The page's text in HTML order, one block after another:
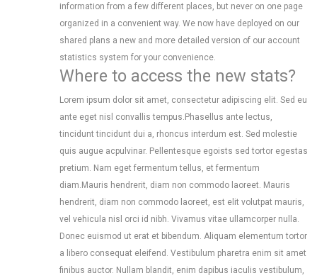
information from a few different places, but never on one page
organized in a convenient way. We now have deployed on our
shared plans a new and more detailed version of our account
statistics system for your convenience.
Where to access the new stats?
Lorem ipsum dolor sit amet, consectetur adipiscing elit. Sed eu
ante eget nisl convallis tempus.Phasellus ante lectus,
tincidunt tincidunt dui a, rhoncus interdum est. Sed molestie
quis augue acpulvinar. Pellentesque egoists sed tortor egestas
pretium. Nam eget fermentum tellus, et fermentum
diam.Mauris hendrerit, diam non commodo laoreet. Mauris
hendrerit, diam non commodo laoreet, est elit volutpat mauris,
vel vehicula nisl orci id nibh. Vivamus vitae ullamcorper nulla.
Donec euismod ut erat et bibendum. Aliquam elementum tortor
a libero consequat eleifend. Vestibulum pharetra enim sit amet
finibus auctor. Nullam blandit, enim dapibus iaculis vestibulum,